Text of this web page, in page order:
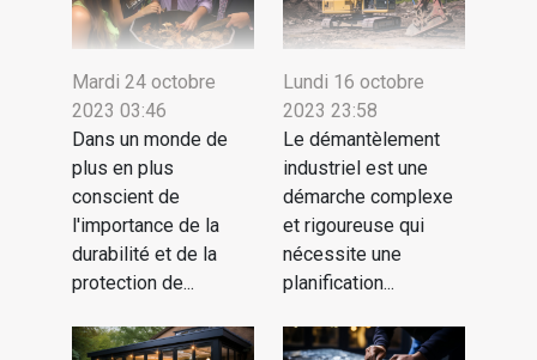
Mardi 24 octobre
2023 03:46
Dans un monde de
plus en plus
conscient de
l'importance de la
durabilité et de la
protection de...
Lundi 16 octobre
2023 23:58
Le démantèlement
industriel est une
démarche complexe
et rigoureuse qui
nécessite une
planification...